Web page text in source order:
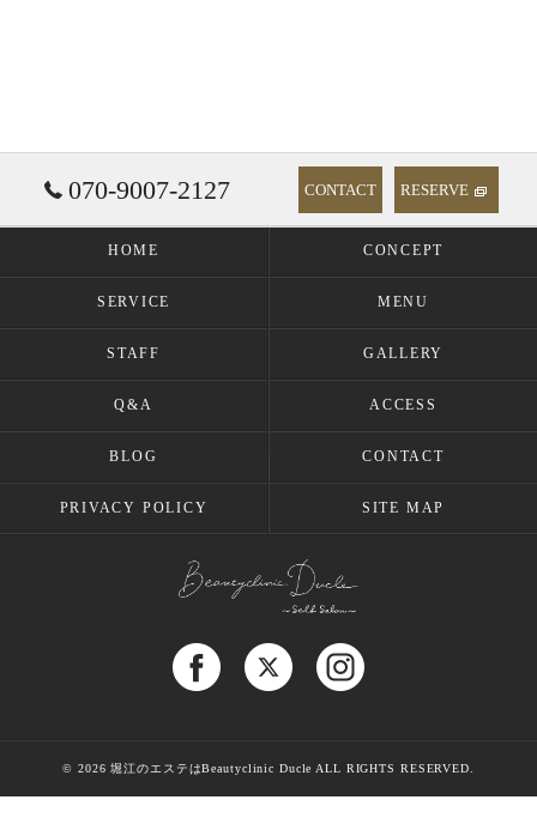
070-9007-2127 CONTACT RESERVE
HOME CONCEPT
SERVICE MENU
STAFF GALLERY
Q&A ACCESS
BLOG CONTACT
PRIVACY POLICY SITE MAP
© 2026 堀江のエステはBeautyclinic Ducle ALL RIGHTS RESERVED.